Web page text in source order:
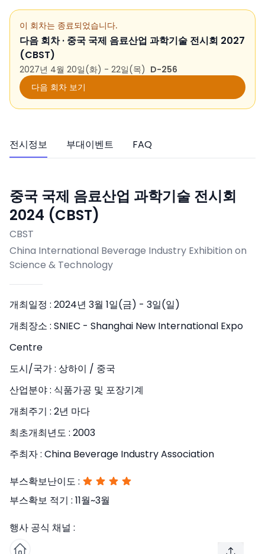
이 회차는 종료되었습니다.
다음 회차 · 중국 국제 음료산업 과학기술 전시회 2027
(CBST)
2027년 4월 20일(화) - 22일(목) D-256
다음 회차 보기
전시정보 부대이벤트 FAQ
중국 국제 음료산업 과학기술 전시회
2024 (CBST)
CBST
China International Beverage Industry Exhibition on
Science & Technology
개최일정 : 2024년 3월 1일(금) - 3일(일)
개최장소 : SNIEC - Shanghai New International Expo
Centre
도시/국가 : 상하이 / 중국
산업분야 : 식품가공 및 포장기계
개최주기 : 2년 마다
최초개최년도 : 2003
주최자 : China Beverage Industry Association
부스확보난이도 :
부스확보 적기 : 11월~3월
행사 공식 채널 :